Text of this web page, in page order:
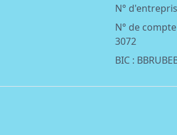
N°
N° de
3072
BIC :